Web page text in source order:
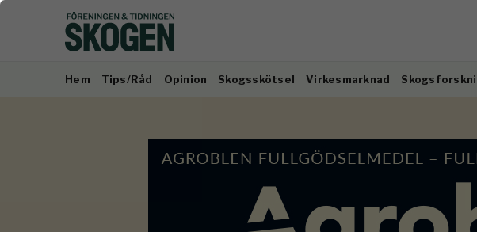
Hem Tips/Råd Opinion Skogsskötsel Virkesmarknad